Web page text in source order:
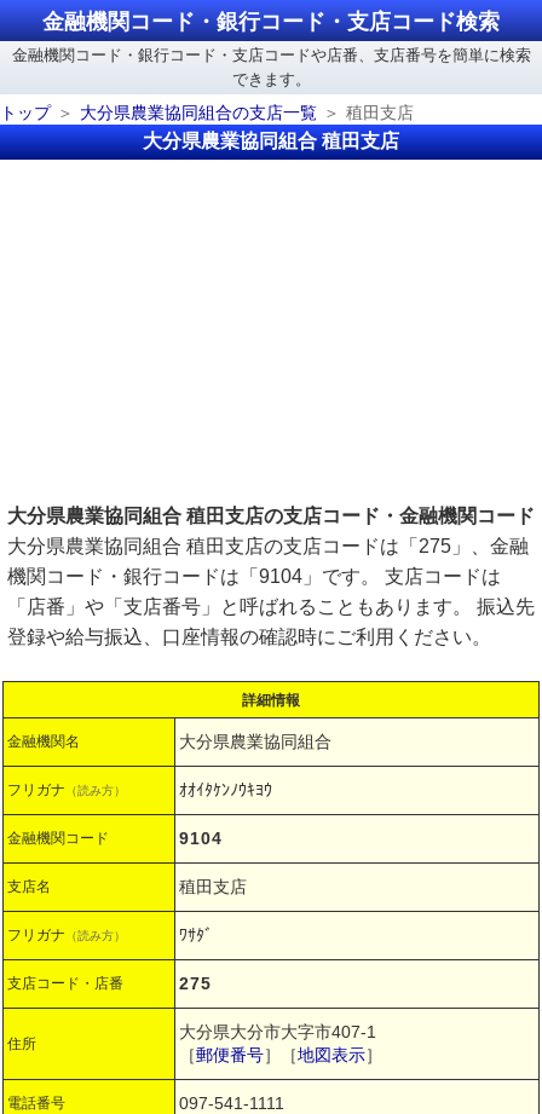
金融機関コード・銀行コード・支店コード検索
金融機関コード・銀行コード・支店コードや店番、支店番号を簡単に検索
できます。
トップ
大分県農業協同組合の支店一覧 稙田支店
大分県農業協同組合 稙田支店
大分県農業協同組合 稙田支店の支店コード・金融機関コード
大分県農業協同組合 稙田支店の支店コードは「275」、金融
機関コード・銀行コードは「9104」です。 支店コードは
「店番」や「支店番号」と呼ばれることもあります。 振込先
登録や給与振込、口座情報の確認時にご利用ください。
詳細情報
金融機関名 大分県農業協同組合
フリガナ （読み方） ｵｵｲﾀｹﾝﾉｳｷﾖｳ
金融機関コード 9104
支店名 稙田支店
フリガナ （読み方） ﾜｻﾀﾞ
支店コード・店番 275
住所
大分県大分市大字市407-1
［郵便番号］［地図表示］
電話番号 097-541-1111